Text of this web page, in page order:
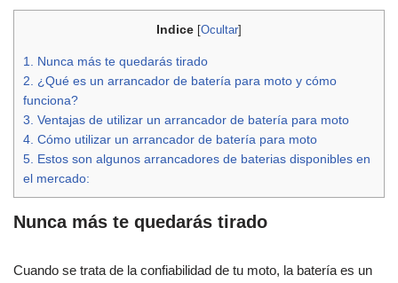
Indice [Ocultar]
1. Nunca más te quedarás tirado
2. ¿Qué es un arrancador de batería para moto y cómo
funciona?
3. Ventajas de utilizar un arrancador de batería para moto
4. Cómo utilizar un arrancador de batería para moto
5. Estos son algunos arrancadores de baterias disponibles en
el mercado:
Nunca más te quedarás tirado
Cuando se trata de la confiabilidad de tu moto, la batería es un